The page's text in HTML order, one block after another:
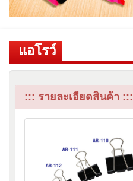
แอโรว์
::: รายละเอียดสินค้า :::